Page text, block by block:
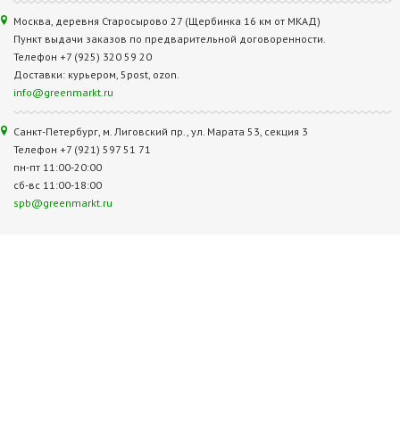
Москва, деревня Старосырово 27 (Щербинка 16 км от МКАД)
Пункт выдачи заказов по предварительной договоренности.
Телефон +7 (925) 320 59 20
Доставки: курьером, 5post, ozon.
info@greenmarkt.ru
Санкт-Петербург, м. Лиговский пр., ул. Марата 53, секция 3
Телефон +7 (921) 597 51 71
пн-пт 11:00-20:00
сб-вс 11:00-18:00
spb@greenmarkt.ru